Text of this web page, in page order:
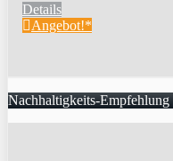
Details
Angebot!*
Nachhaltigkeits-Empfehlung